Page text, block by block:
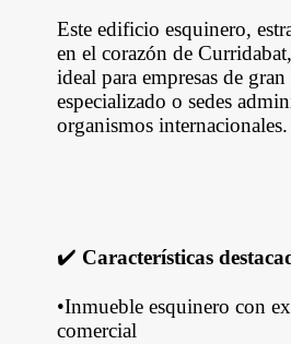
Este edificio esquinero,
en el corazón de
ideal para empresas de
especializado o sedes
organismos internacionales.
✔️ Características
•Inmueble esquinero con
comercial